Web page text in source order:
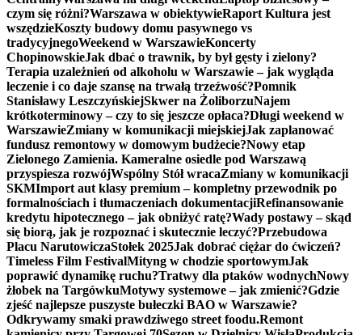
czym się różni?Warszawa w obiektywieRaport Kultura jest
wszędzieKoszty budowy domu pasywnego vs
tradycyjnegoWeekend w WarszawieKoncerty
ChopinowskieJak dbać o trawnik, by był gęsty i zielony?
Terapia uzależnień od alkoholu w Warszawie – jak wygląda
leczenie i co daje szansę na trwałą trzeźwość?Pomnik
Stanisławy LeszczyńskiejSkwer na ŻoliborzuNajem
krótkoterminowy – czy to się jeszcze opłaca?Długi weekend w
WarszawieZmiany w komunikacji miejskiejJak zaplanować
fundusz remontowy w domowym budżecie?Nowy etap
Zielonego Zamienia. Kameralne osiedle pod Warszawą
przyspiesza rozwójWspólny Stół wracaZmiany w komunikacji
SKMImport aut klasy premium – kompletny przewodnik po
formalnościach i tłumaczeniach dokumentacjiRefinansowanie
kredytu hipotecznego – jak obniżyć ratę?Wady postawy – skąd
się biorą, jak je rozpoznać i skutecznie leczyć?Przebudowa
Placu NarutowiczaStołek 2025Jak dobrać ciężar do ćwiczeń?
Timeless Film FestivalMityng w chodzie sportowymJak
poprawić dynamikę ruchu?Tratwy dla ptaków wodnychNowy
żłobek na TargówkuMotywy systemowe – jak zmienić?Gdzie
zjeść najlepsze puszyste bułeczki BAO w Warszawie?
Odkrywamy smaki prawdziwego street foodu.Remont